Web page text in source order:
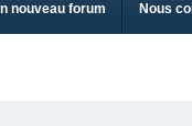
nouveau forum Nous